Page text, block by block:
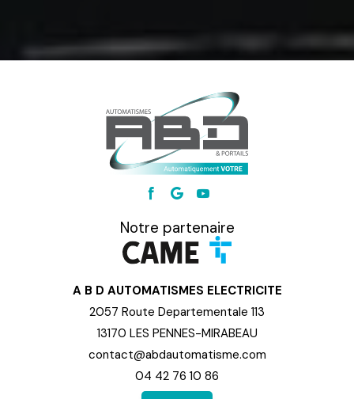
Notre partenaire
A B D AUTOMATISMES ELECTRICITE
2057 Route Departementale 113
13170 LES PENNES-MIRABEAU
contact@abdautomatisme.com
04 42 76 10 86